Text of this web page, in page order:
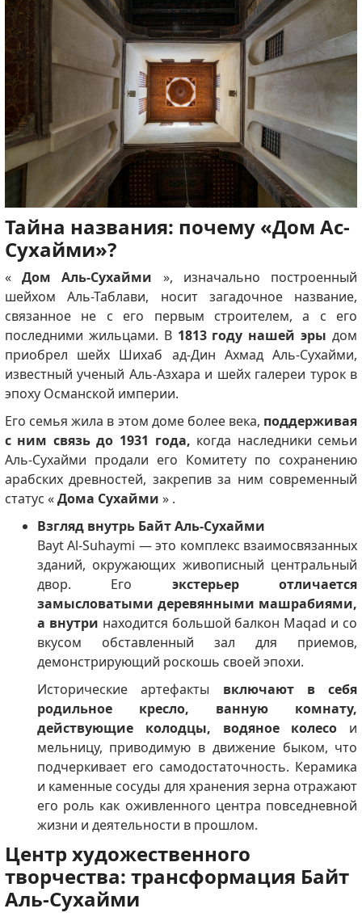
Тайна названия: почему «Дом Ас-
Сухайми»?
«Дом Аль-Сухайми », изначально построенный
шейхом Аль-Таблави, носит загадочное название,
связанное не с его первым строителем, а с его
последними жильцами. В 1813 году нашей эры дом
приобрел шейх Шихаб ад-Дин Ахмад Аль-Сухайми,
известный ученый Аль-Азхара и шейх галереи турок в
эпоху Османской империи.
Его семья жила в этом доме более века, поддерживая
с ним связь до 1931 года, когда наследники семьи
Аль-Сухайми продали его Комитету по сохранению
арабских древностей, закрепив за ним современный
статус «Дома Сухайми » .
Взгляд внутрь Байт Аль-Сухайми
Bayt Al-Suhaymi — это комплекс взаимосвязанных
зданий, окружающих живописный центральный
двор. Его экстерьер отличается
замысловатыми деревянными машрабиями,
а внутри находится большой балкон Maqad и со
вкусом обставленный зал для приемов,
демонстрирующий роскошь своей эпохи.
Исторические артефакты включают в себя
родильное кресло, ванную комнату,
действующие колодцы, водяное колесо и
мельницу, приводимую в движение быком, что
подчеркивает его самодостаточность. Керамика
и каменные сосуды для хранения зерна отражают
его роль как оживленного центра повседневной
жизни и деятельности в прошлом.
Центр художественного
творчества: трансформация Байт
Аль-Сухайми